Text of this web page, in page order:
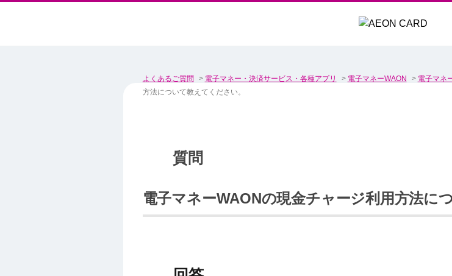
よくあるご質問 > 電子マネー・決済サービス・各種アプリ > 電子マネーWAON > 電子マネ
方法について教えてください。
電子マネーWAONの現金チャージ利用方法に